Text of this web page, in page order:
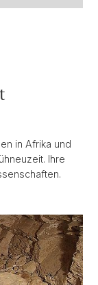
in Afrika und
Ihre